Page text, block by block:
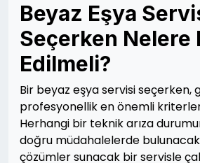
Beyaz Eşya
Seçerken Nelere
Edilmeli?
Bir beyaz eşya servisi seçerken,
profesyonellik en önemli
Herhangi bir teknik arıza
doğru müdahalelerde
çözümler sunacak bir servisle